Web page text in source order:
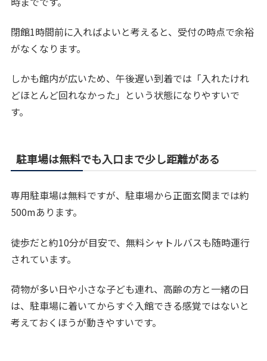
閉館1時間前に入ればよいと考えると、受付の時点で余裕
がなくなります。
しかも館内が広いため、午後遅い到着では「入れたけれ
どほとんど回れなかった」という状態になりやすいで
す。
駐車場は無料でも入口まで少し距離がある
専用駐車場は無料ですが、駐車場から正面玄関までは約
500mあります。
徒歩だと約10分が目安で、無料シャトルバスも随時運行
されています。
荷物が多い日や小さな子ども連れ、高齢の方と一緒の日
は、駐車場に着いてからすぐ入館できる感覚ではないと
考えておくほうが動きやすいです。